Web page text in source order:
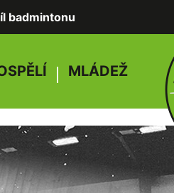
badmintonu
MLÁDEŽ